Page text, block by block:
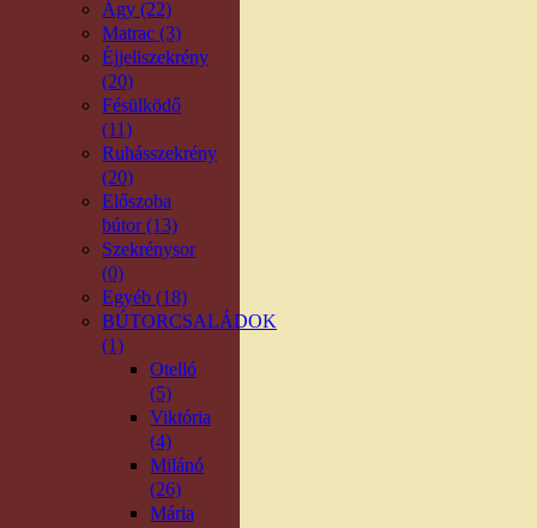
Ágy (22)
Matrac (3)
Éjjeliszekrény
(20)
Fésülködő
(11)
Ruhásszekrény
(20)
Előszoba
bútor (13)
Szekrénysor
(0)
Egyéb (18)
BÚTORCSALÁDOK
(1)
Otelló
(5)
Viktória
(4)
Milánó
(26)
Mária